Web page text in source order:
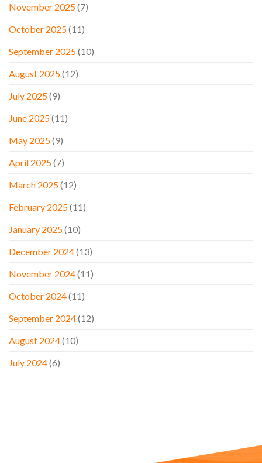
November 2025(7)
October 2025(11)
September 2025(10)
August 2025(12)
July 2025(9)
June 2025(11)
May 2025(9)
April 2025(7)
March 2025(12)
February 2025(11)
January 2025(10)
December 2024(13)
November 2024(11)
October 2024(11)
September 2024(12)
August 2024(10)
July 2024(6)